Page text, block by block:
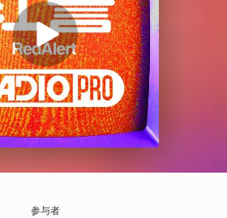
参与者